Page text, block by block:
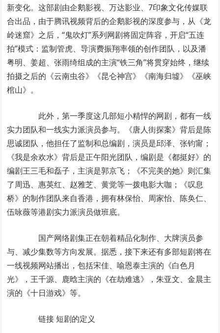
新变化。这部剧由企鹅影视、万达影业、7印象文化传媒联
合出品，由于腾讯视频背后的企鹅影视的深度参与，从《龙
岭迷窟》之后，“鬼吹灯”系列网剧将固定阵容，开启“五连
拍”模式：监制管虎、导演费振翔率领的创作团队，以及潘
粤明、姜超、张雨绮组成的主演“铁三角”将贯穿始终，继续
拍摄之后的《云南虫谷》《昆仑神宫》《南海归墟》《巫峡
棺山》。
此外，第一季度这几部短小精悍的网剧，都有一线
实力团队和一线实力派演员参与。《唐人街探案》背后是陈
思诚团队，他担任了监制和总编剧，演员是邱泽、张钧甯；
《我是余欢水》背后是正午阳光团队，编剧是《都挺好》的
编剧王三毛和磊子，主演是郭京飞；《不完美的她》则汇集
了周迅、惠英红、赵雅芝、黄觉等一拨电影大咖；《叹息
桥》的制作团队来自香港，拥有林保怡、周家怡、陈奂仁、
伍咏薇等港剧实力派演员做班底。
国产网络剧集正在朝着精品化制作、大牌演员参
与、减少集数等方向发展。据悉，接下来还有多部短剧将在
一线视频网站播出，包括宋佳、喻恩泰主演的《白色月
光》，王千源、鹿晗主演的《在劫难逃》，朱亚文、金晨主
演的《十日游戏》等。
链接 短剧的定义